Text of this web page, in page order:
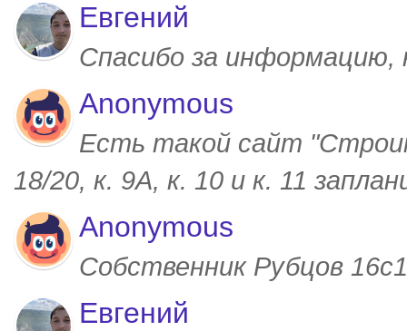
Евгений
Спасибо за
Anonymous
Есть такой сайт
18/20, к. 9А, к. 10 и к. 11
Anonymous
Собственник Рубцов
Евгений